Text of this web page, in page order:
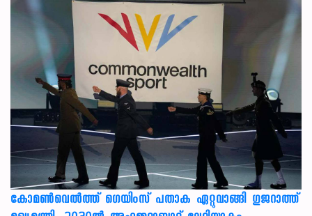
കോമൺവെൽത്ത് ഗെയിംസ് പതാക ഏറ്റുവാങ്ങി ഗുജറാത്ത്